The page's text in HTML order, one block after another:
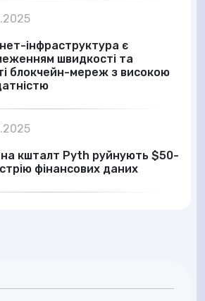
інфраструктура є
швидкості та
блокчейн-мереж з високою
кшталт Pyth руйнують $50-
фінансових даних